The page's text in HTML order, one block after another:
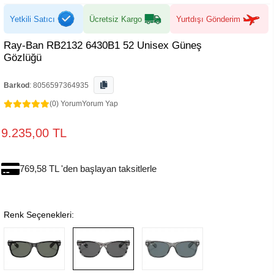
Yetkili Satıcı Ücretsiz Kargo Yurtdışı Gönderim
Ray-Ban RB2132 6430B1 52 Unisex Güneş
Gözlüğü
Barkod : 8056597364935
(0) YorumYorum Yap
9.235,00 TL
769,58 TL 'den başlayan taksitlerle
Renk Seçenekleri: